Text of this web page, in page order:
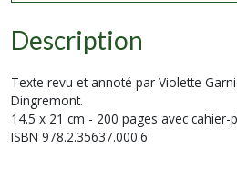
Description
Texte revu et annoté par Violette
Dingremont.
14.5 x 21 cm - 200 pages avec
ISBN 978.2.35637.000.6